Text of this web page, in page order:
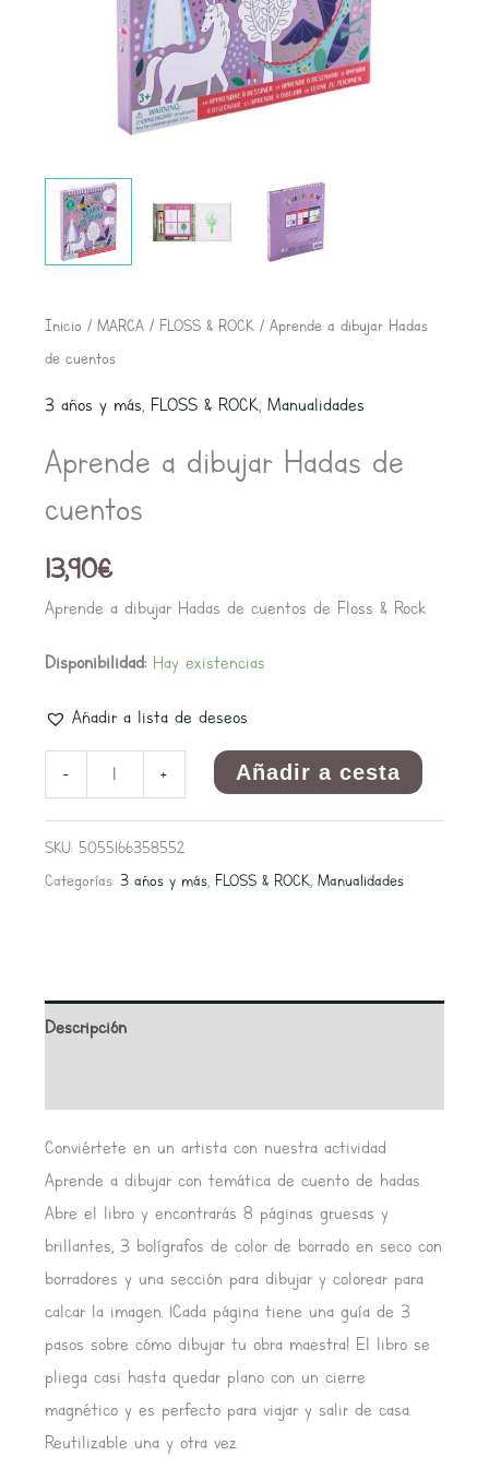
Inicio / MARCA/ FLOSS & ROCK/ Aprende a dibujar Hadas
de cuentos
3 años y más, FLOSS & ROCK, Manualidades
Aprende a dibujar Hadas de
cuentos
13,90€
Aprende a dibujar Hadas de cuentos de Floss & Rock
Disponibilidad: Hay existencias
Añadir a lista de deseos
-
Aprende
a
de
cuentos
cantidad
+ Añadir a cesta
SKU: 5055166358552
Categorías: 3 años y más, FLOSS & ROCK, Manualidades
Descripción
Conviértete en un artista con nuestra actividad
Aprende a dibujar con temática de cuento de hadas.
Abre el libro y encontrarás 8 páginas gruesas y
brillantes, 3 bolígrafos de color de borrado en seco con
borradores y una sección para dibujar y colorear para
calcar la imagen. ¡Cada página tiene una guía de 3
pasos sobre cómo dibujar tu obra maestra! El libro se
pliega casi hasta quedar plano con un cierre
magnético y es perfecto para viajar y salir de casa.
Reutilizable una y otra vez.